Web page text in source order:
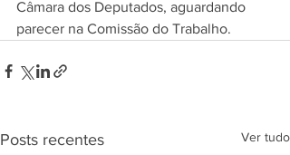
Câmara dos Deputados, aguardando
parecer na Comissão do Trabalho.
Posts recentes Ver tudo